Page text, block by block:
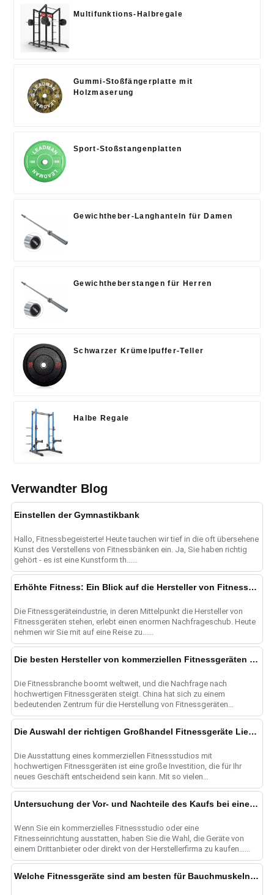
Multifunktions-Halbregale
Gummi-Stoßfängerplatte mit
Holzmaserung
Sport-Stoßstangenplatten
Gewichtheber-Langhanteln für Damen
Gewichtheberstangen für Herren
Schwarzer Krümelpuffer-Teller
Halbe Regale
Verwandter Blog
Einstellen der Gymnastikbank
Hallo, Fitnessbegeisterte! Heute tauchen wir tief in die oft übersehene
Kunst des Verstellens von Fitnessbänken ein. Ja, Sie haben richtig
gehört - es ist eine Kunstform th......
Erhöhte Fitness: Ein Blick auf die Hersteller von Fitnessgeräten
Die Fitnessgeräteindustrie, in deren Mittelpunkt die Hersteller von
Fitnessgeräten stehen, erlebt einen enormen Nachfrageschub. Heute
nehmen wir Sie mit auf eine Reise zu......
Die besten Hersteller von kommerziellen Fitnessgeräten in China
Die Fitnessbranche boomt weltweit, und die Nachfrage nach
hochwertigen Fitnessgeräten steigt. China hat sich zu einem
bedeutenden Zentrum für die Herstellung von Fitnessgeräten
entwickelt.
Die Auswahl der richtigen Großhandel Fitnessgeräte Lieferanten für kommerzielle Fitnessstudio Bedürfnisse
Die Ausstattung eines kommerziellen Fitnessstudios mit
hochwertigen Fitnessgeräten ist eine große Investition, die für Ihr
neues Geschäft entscheidend sein kann. Mit so vielen
Großhandelsgeräten s......
Untersuchung der Vor- und Nachteile des Kaufs bei einem Fitnessgeräteanbieter im Vergleich zu einer Fitnessgerätefabrik
Wenn Sie ein kommerzielles Fitnessstudio oder eine
Fitnesseinrichtung ausstatten, haben Sie die Wahl, die Geräte von
einem Drittanbieter oder direkt von der Herstellerfirma zu kaufen......
Welche Fitnessgeräte sind am besten für Bauchmuskeln geeignet?